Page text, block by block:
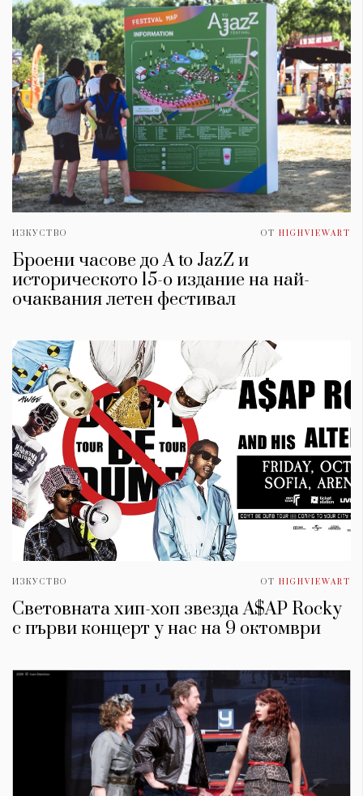
ИЗКУСТВО ОТ HIGHVIEWART
Броени часове до A to JazZ и
историческото 15-о издание на най-
очаквания летен фестивал
ИЗКУСТВО ОТ HIGHVIEWART
Световната хип-хоп звезда A$AP Rocky
с първи концерт у нас на 9 октомври